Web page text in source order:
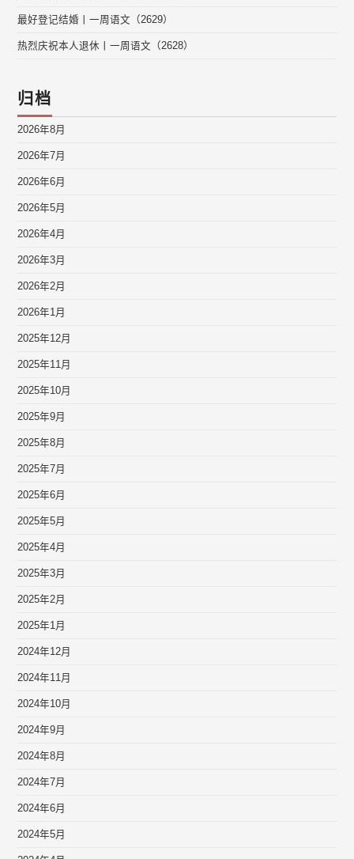
最好登记结婚丨一周语文（2629）
热烈庆祝本人退休丨一周语文（2628）
归档
2026年8月
2026年7月
2026年6月
2026年5月
2026年4月
2026年3月
2026年2月
2026年1月
2025年12月
2025年11月
2025年10月
2025年9月
2025年8月
2025年7月
2025年6月
2025年5月
2025年4月
2025年3月
2025年2月
2025年1月
2024年12月
2024年11月
2024年10月
2024年9月
2024年8月
2024年7月
2024年6月
2024年5月